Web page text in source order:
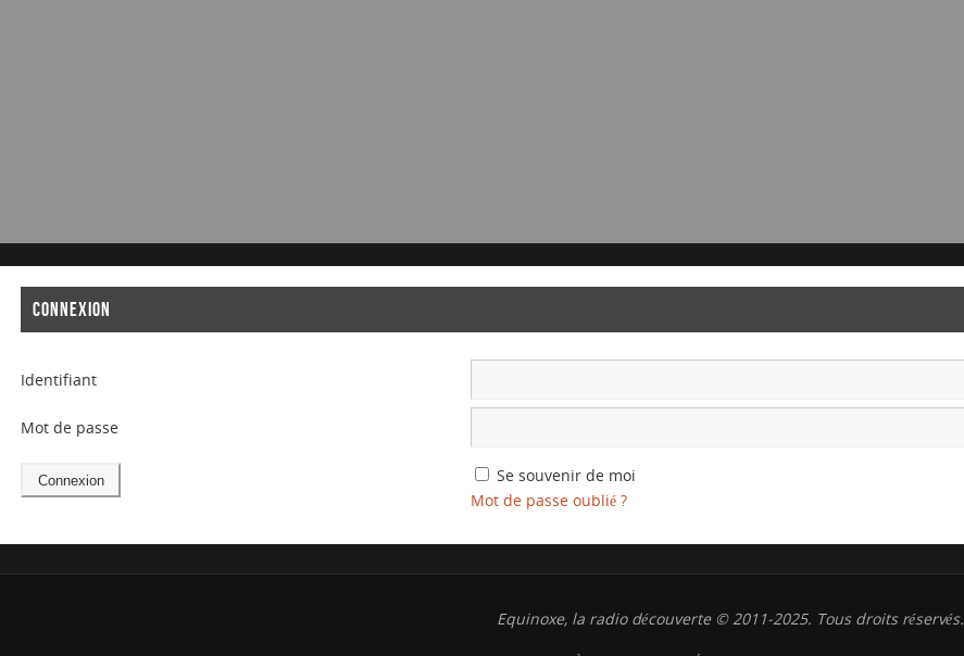
CONNEXION
Identifiant
Mot de passe
Se souvenir de moi
Mot de passe oublié ?
Equinoxe, la radio découverte © 2011-2025. Tous droits réservés.